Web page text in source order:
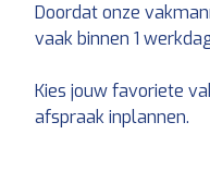
Doordat onze
vaak binnen 1
Kies jouw favoriete
afspraak inplannen.